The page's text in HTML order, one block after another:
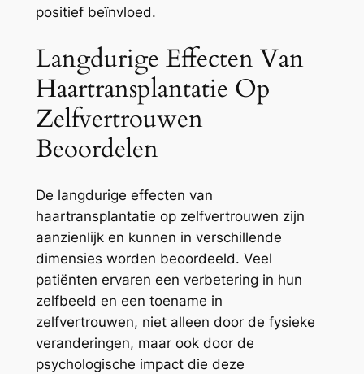
positief beïnvloed.
Langdurige Effecten Van
Haartransplantatie Op
Zelfvertrouwen
Beoordelen
De langdurige effecten van
haartransplantatie op zelfvertrouwen zijn
aanzienlijk en kunnen in verschillende
dimensies worden beoordeeld. Veel
patiënten ervaren een verbetering in hun
zelfbeeld en een toename in
zelfvertrouwen, niet alleen door de fysieke
veranderingen, maar ook door de
psychologische impact die deze